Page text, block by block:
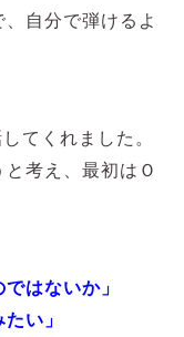
自分で弾けるよ
てくれました。
考え、最初はＯ
はないか」
い」